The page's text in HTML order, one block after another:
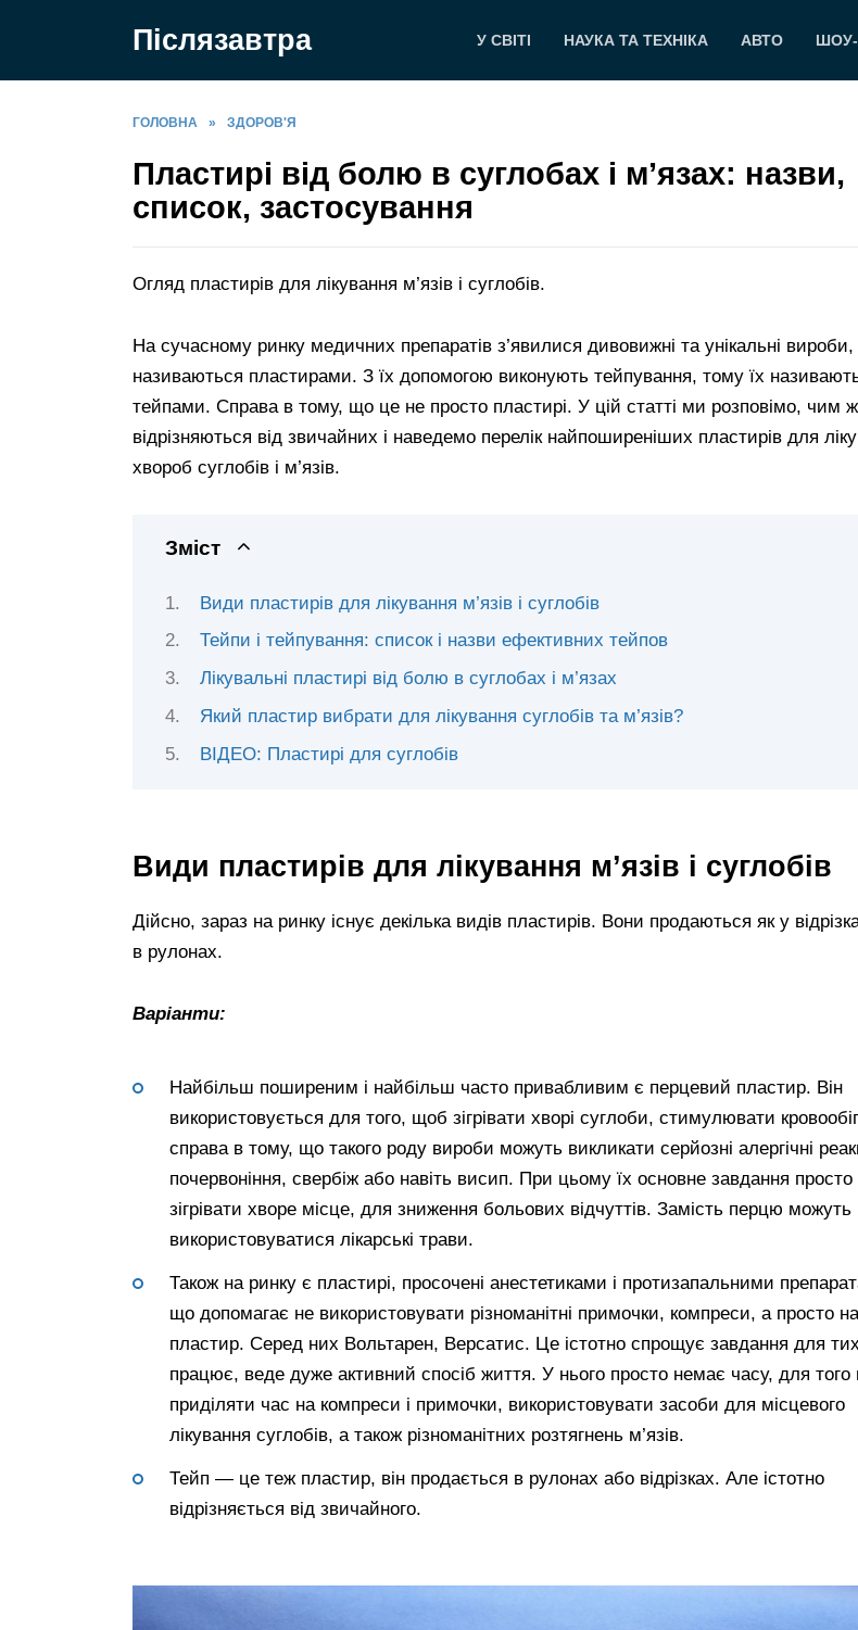
Післязавтра У СВІТІ НАУКА ТА ТЕХНІКА АВТО ШОУ-
ГОЛОВНА » ЗДОРОВ'Я
Пластирі від болю в суглобах і м’язах: назви,
список, застосування
Огляд пластирів для лікування м’язів і суглобів.
На сучасному ринку медичних препаратів з’явилися дивовижні та унікальні вироби,
називаються пластирами. З їх допомогою виконують тейпування, тому їх
тейпами. Справа в тому, що це не просто пластирі. У цій статті ми розповімо, чим
відрізняються від звичайних і наведемо перелік найпоширеніших пластирів для
хвороб суглобів і м’язів.
Зміст
Види пластирів для лікування м’язів і суглобів
Тейпи і тейпування: список і назви ефективних тейпов
Лікувальні пластирі від болю в суглобах і м’язах
Який пластир вибрати для лікування суглобів та м’язів?
ВІДЕО: Пластирі для суглобів
Види пластирів для лікування м’язів і суглобів
Дійсно, зараз на ринку існує декілька видів пластирів. Вони продаються як у
в рулонах.
Варіанти:
Найбільш поширеним і найбільш часто привабливим є перцевий пластир. Він
використовується для того, щоб зігрівати хворі суглоби, стимулювати
справа в тому, що такого роду вироби можуть викликати серйозні алергічні
почервоніння, свербіж або навіть висип. При цьому їх основне завдання просто
зігрівати хворе місце, для зниження больових відчуттів. Замість перцю можуть
використовуватися лікарські трави.
Також на ринку є пластирі, просочені анестетиками і протизапальними
що допомагає не використовувати різноманітні примочки, компреси, а просто
пластир. Серед них Вольтарен, Версатис. Це істотно спрощує завдання для
працює, веде дуже активний спосіб життя. У нього просто немає часу, для
приділяти час на компреси і примочки, використовувати засоби для місцевого
лікування суглобів, а також різноманітних розтягнень м’язів.
Тейп — це теж пластир, він продається в рулонах або відрізках. Але істотно
відрізняється від звичайного.